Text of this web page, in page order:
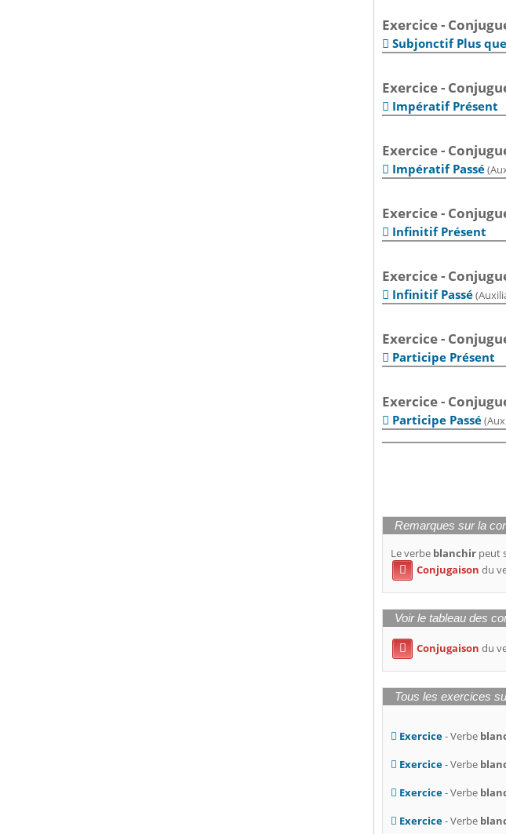
Exercice -
Subjonctif Plus
Exercice -
 Impératif Présent
Exercice -
 Impératif Passé
Exercice -
 Infinitif Présent
Exercice -
 Infinitif Passé
Exercice -
 Participe Présent
Exercice -
 Participe Passé
Remarques sur la
Le verbe blanchir peut
 Conjugaison du
Voir le tableau des
 Conjugaison du
Tous les exercices
Exercice- Verbe
Exercice- Verbe
Exercice- Verbe
Exercice- Verbe